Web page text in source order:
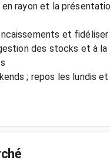
en rayon et la
et
des stocks et à
; repos les lundis et